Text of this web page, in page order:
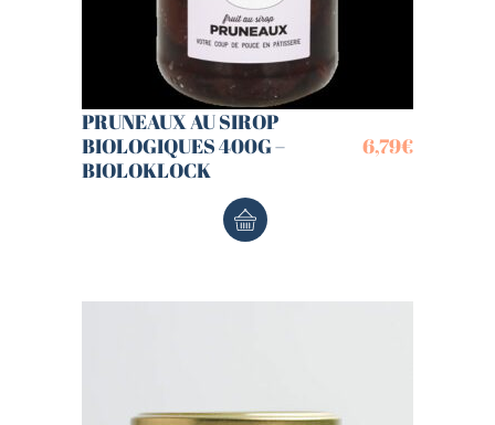
PRUNEAUX AU SIROP
BIOLOGIQUES 400G –
BIOLOKLOCK
6,79€